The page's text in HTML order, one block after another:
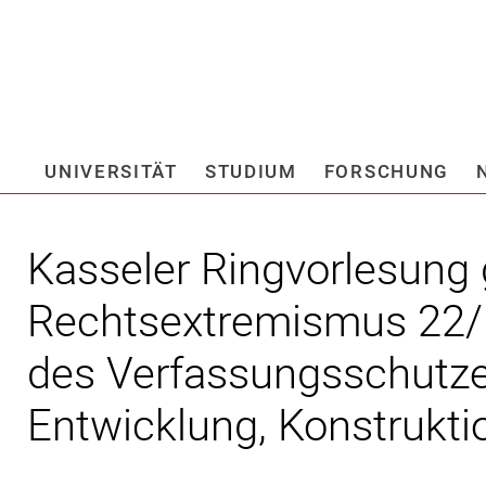
Springe direkt zu:
UNIVERSITÄT STUDIUM FORSCHUNG
Kasseler Ringvorlesung
Rechtsextremismus
des
Entwicklung,